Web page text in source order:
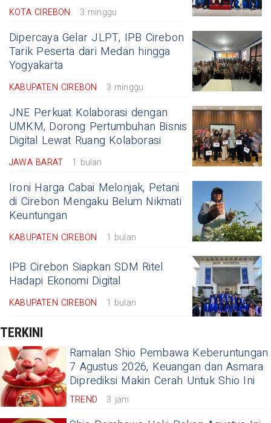
KOTA CIREBON 3 minggu
Dipercaya Gelar JLPT, IPB Cirebon
Tarik Peserta dari Medan hingga
Yogyakarta
KABUPATEN CIREBON 3 minggu
JNE Perkuat Kolaborasi dengan
UMKM, Dorong Pertumbuhan Bisnis
Digital Lewat Ruang Kolaborasi
JAWA BARAT 1 bulan
Ironi Harga Cabai Melonjak, Petani
di Cirebon Mengaku Belum Nikmati
Keuntungan
KABUPATEN CIREBON 1 bulan
IPB Cirebon Siapkan SDM Ritel
Hadapi Ekonomi Digital
KABUPATEN CIREBON 1 bulan
TERKINI
Ramalan Shio Pembawa Keberuntungan
7 Agustus 2026, Keuangan dan Asmara
Diprediksi Makin Cerah Untuk Shio Ini
TREND 3 jam